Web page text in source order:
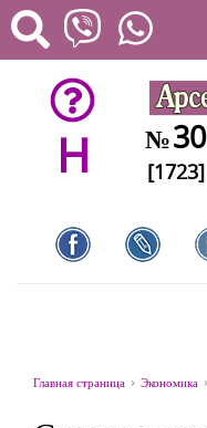
H №30
[1723]
Главная страница Экономика